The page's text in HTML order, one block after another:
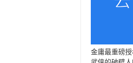
金庸最重磅